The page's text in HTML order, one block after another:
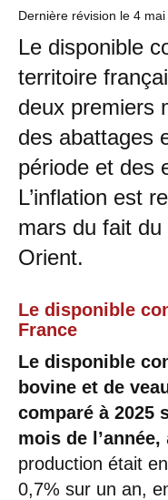
Dernière révision le 4
Le disponible
territoire
deux premiers
des abattages
période et des
L’inflation est
mars du fait
Orient.
Le disponible
France
Le disponible
bovine et de
comparé à 2025
mois de l’année,
production était
0,7% sur un an,